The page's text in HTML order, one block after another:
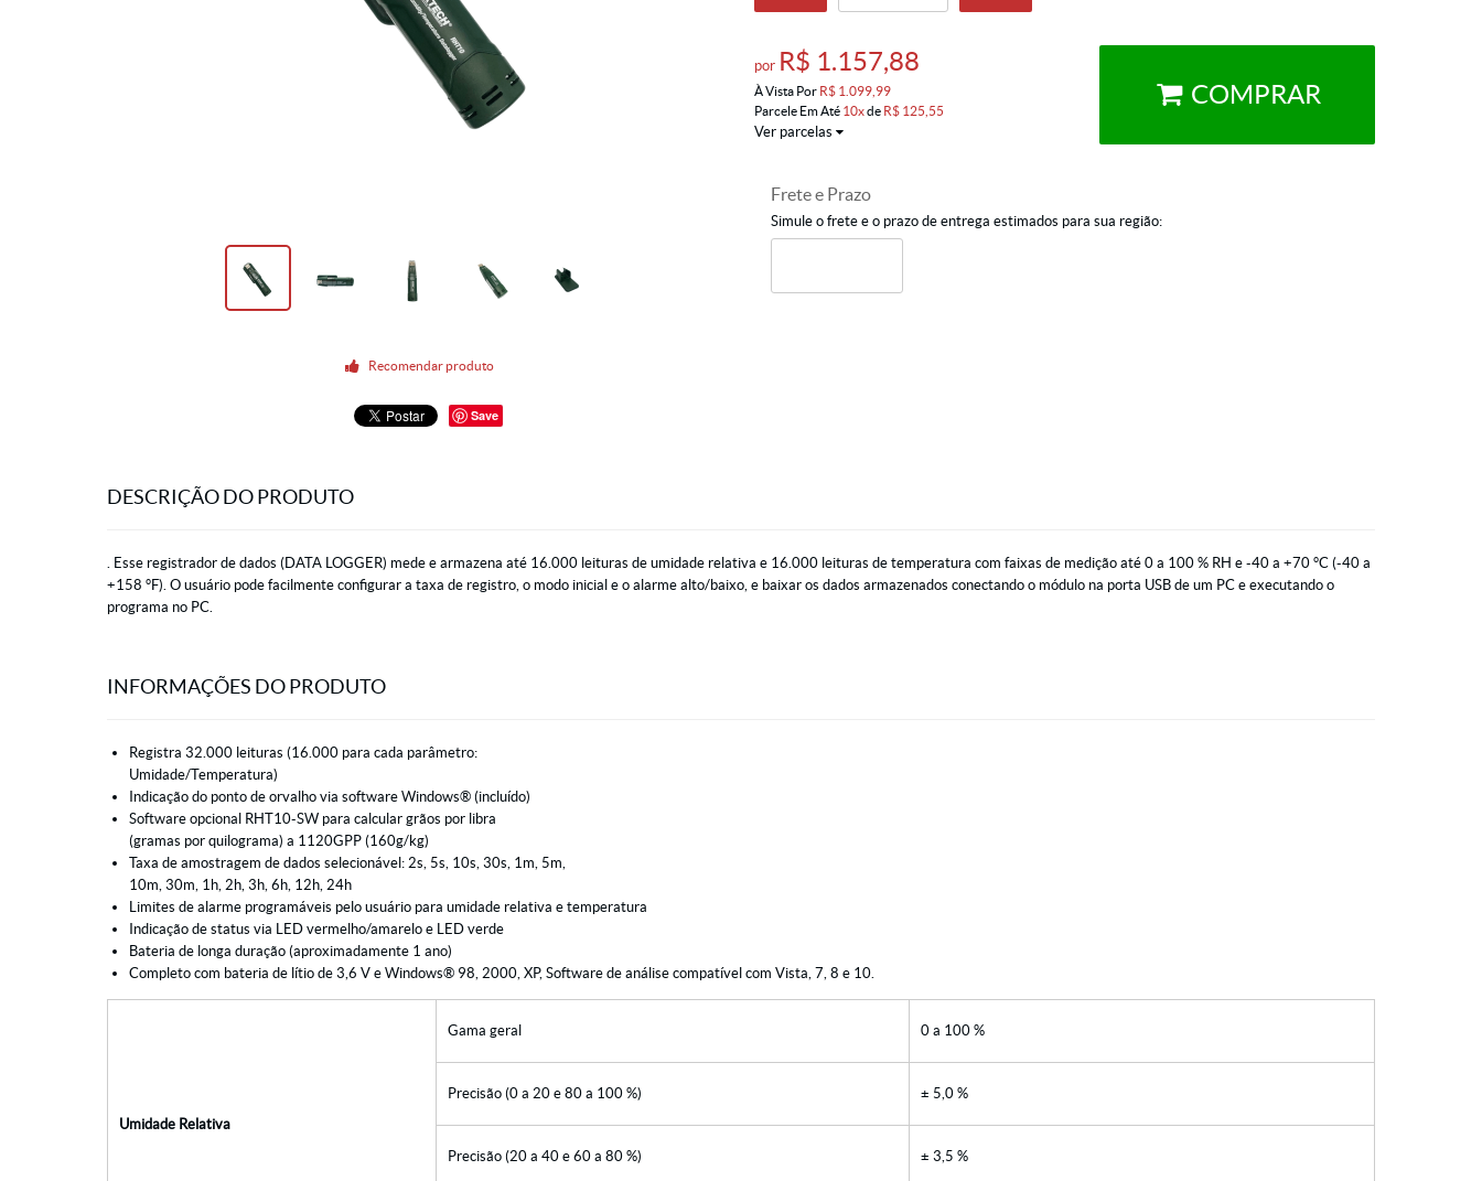
Recomendar produto
Save
por R$ 1.157,88
À Vista Por R$ 1.099,99
Parcele Em Até 10xde R$ 125,55
Ver parcelas
COMPRAR
Frete e Prazo
Simule o frete e o prazo de entrega estimados para sua região:
DESCRIÇÃO DO PRODUTO
. Esse registrador de dados (DATA LOGGER) mede e armazena até 16.000 leituras de umidade relativa e 16.000 leituras de temperatura com faixas de medição até 0 a 100 % RH e -40 a +70 °C (-40 a
+158 °F). O usuário pode facilmente configurar a taxa de registro, o modo inicial e o alarme alto/baixo, e baixar os dados armazenados conectando o módulo na porta USB de um PC e executando o
programa no PC.
INFORMAÇÕES DO PRODUTO
Registra 32.000 leituras (16.000 para cada parâmetro:
Umidade/Temperatura)
Indicação do ponto de orvalho via software Windows® (incluído)
Software opcional RHT10-SW para calcular grãos por libra
(gramas por quilograma) a 1120GPP (160g/kg)
Taxa de amostragem de dados selecionável: 2s, 5s, 10s, 30s, 1m, 5m,
10m, 30m, 1h, 2h, 3h, 6h, 12h, 24h
Limites de alarme programáveis pelo usuário para umidade relativa e temperatura
Indicação de status via LED vermelho/amarelo e LED verde
Bateria de longa duração (aproximadamente 1 ano)
Completo com bateria de lítio de 3,6 V e Windows® 98, 2000, XP, Software de análise compatível com Vista, 7, 8 e 10.
Umidade Relativa
Gama geral 0 a 100 %
Precisão (0 a 20 e 80 a 100 %) ± 5,0 %
Precisão (20 a 40 e 60 a 80 %) ± 3,5 %